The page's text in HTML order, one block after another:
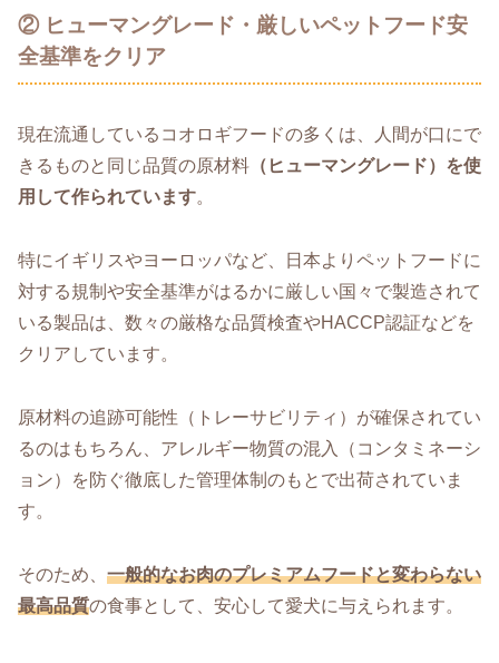
② ヒューマングレード・厳しいペットフード安
全基準をクリア
現在流通しているコオロギフードの多くは、人間が口にで
きるものと同じ品質の原材料 （ヒューマングレード）を使
用して作られています。
特にイギリスやヨーロッパなど、日本よりペットフードに
対する規制や安全基準がはるかに厳しい国々で製造されて
いる製品は、数々の厳格な品質検査やHACCP認証などを
クリアしています。
原材料の追跡可能性（トレーサビリティ）が確保されてい
るのはもちろん、アレルギー物質の混入（コンタミネーシ
ョン）を防ぐ徹底した管理体制のもとで出荷されていま
す。
そのため、 一般的なお肉のプレミアムフードと変わらない
最高品質の食事として、安心して愛犬に与えられます。